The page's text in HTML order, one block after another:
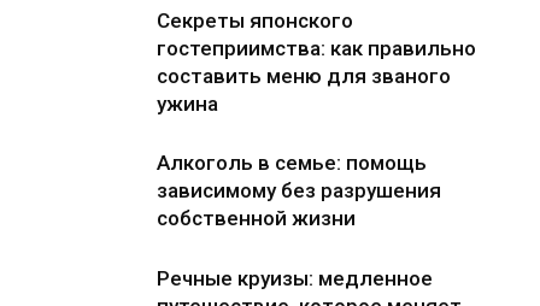
Секреты японского
гостеприимства: как правильно
составить меню для званого
ужина
Алкоголь в семье: помощь
зависимому без разрушения
собственной жизни
Речные круизы: медленное